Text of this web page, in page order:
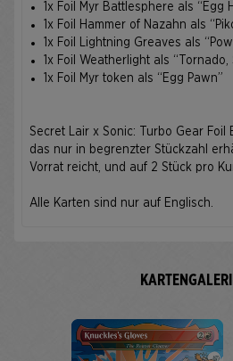
1x Foil Myr Battlesphere als “Egg
1x Foil Hammer of Nazahn als
1x Foil Lightning Greaves als
1x Foil Weatherlight als
1x Foil Myr token als “Egg Pawn”
Secret Lair x Sonic: Turbo Gear Foil
das nur in begrenzter Stückzahl
Vorrat reicht, und auf 2 Stück pro
Alle Karten sind nur auf Englisch.